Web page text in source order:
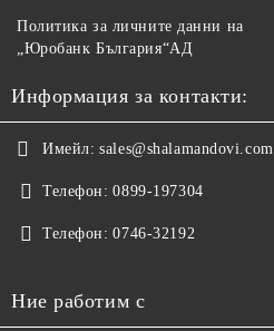
Политика за личните данни на
„Юробанк България“АД
Информация за контакти:
Имейл: sales@shalamandovi.com
Телефон: 0899-197304
Телефон: 0746-32192
Ние работим с